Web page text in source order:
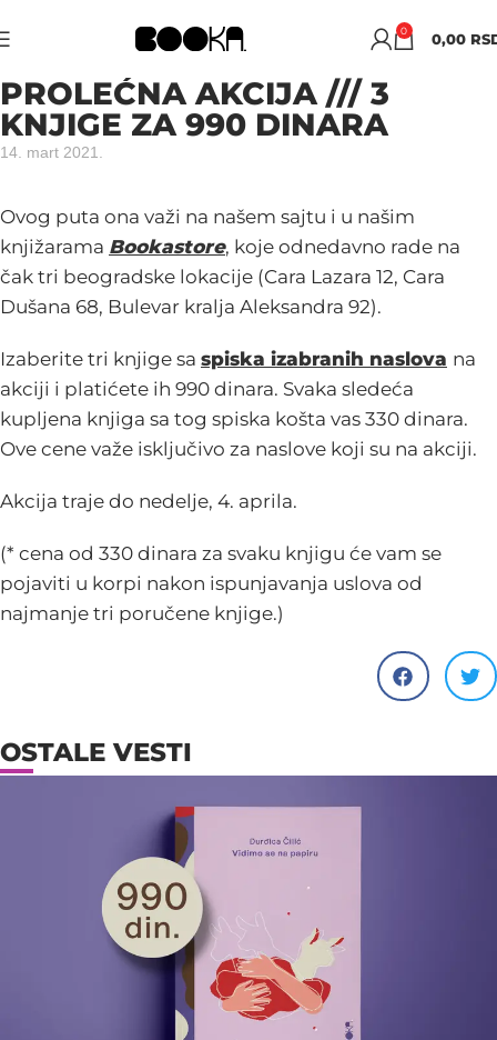
0 0,00
PROLEĆNA AKCIJA /// 3
KNJIGE ZA 990 DINARA
14. mart 2021.
Ovog puta ona važi na našem sajtu i u našim
knjižarama Bookastore, koje odnedavno rade na
čak tri beogradske lokacije (Cara Lazara 12, Cara
Dušana 68, Bulevar kralja Aleksandra 92).
Izaberite tri knjige sa spiska izabranih naslova na
akciji i platićete ih 990 dinara. Svaka sledeća
kupljena knjiga sa tog spiska košta vas 330 dinara.
Ove cene važe isključivo za naslove koji su na akciji.
Akcija traje do nedelje, 4. aprila.
(* cena od 330 dinara za svaku knjigu će vam se
pojaviti u korpi nakon ispunjavanja uslova od
najmanje tri poručene knjige.)
OSTALE VESTI